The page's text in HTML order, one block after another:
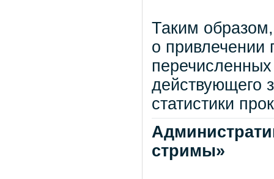
Таким
о привлечении
перечисленных
действующего
статистики
стримы»